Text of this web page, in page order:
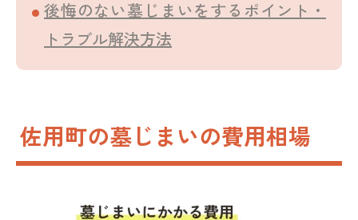
後悔のない墓じまいをするポイント・
トラブル解決方法
佐用町の墓じまいの費用相場